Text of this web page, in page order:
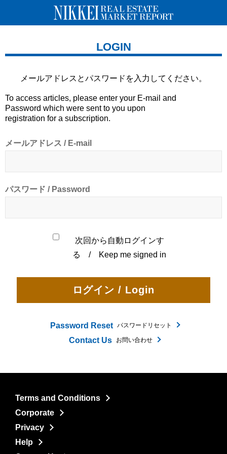
LOGIN
メールアドレスとパスワードを 入力してください。
To access articles, please enter your E-mail and
Password which were sent to you upon
registration for a subscription.
メールアドレス / E-mail
パスワード / Password
次回から自動ログインす
る / Keep me signed in
Password Reset パスワードリセット
Contact Us お問い合わせ
Terms and Conditions
Corporate
Privacy
Help